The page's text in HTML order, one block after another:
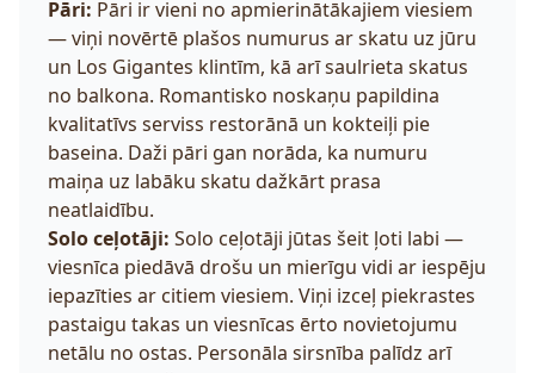
Pāri: Pāri ir vieni no apmierinātākajiem viesiem
— viņi novērtē plašos numurus ar skatu uz jūru
un Los Gigantes klintīm, kā arī saulrieta skatus
no balkona. Romantisko noskaņu papildina
kvalitatīvs serviss restorānā un kokteiļi pie
baseina. Daži pāri gan norāda, ka numuru
maiņa uz labāku skatu dažkārt prasa
neatlaidību.
Solo ceļotāji: Solo ceļotāji jūtas šeit ļoti labi —
viesnīca piedāvā drošu un mierīgu vidi ar iespēju
iepazīties ar citiem viesiem. Viņi izceļ piekrastes
pastaigu takas un viesnīcas ērto novietojumu
netālu no ostas. Personāla sirsnība palīdz arī